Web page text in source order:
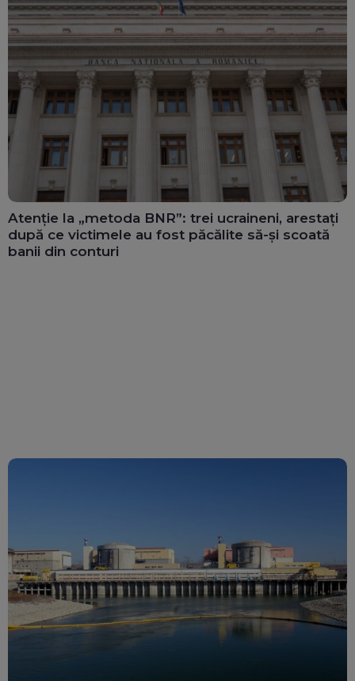
Atenție la „metoda BNR”: trei ucraineni, arestați
după ce victimele au fost păcălite să-și scoată
banii din conturi